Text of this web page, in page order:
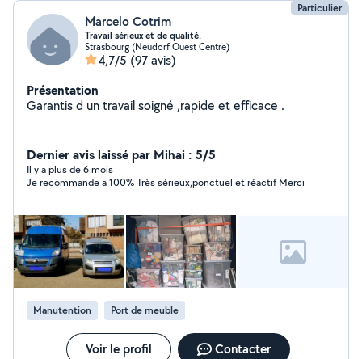
Particulier
Marcelo Cotrim
Travail sérieux et de qualité.
Strasbourg (Neudorf Ouest Centre)
4,7/5 (97 avis)
Présentation
Garantis d un travail soigné ,rapide et efficace .
Dernier avis laissé par Mihai : 5/5
Il y a plus de 6 mois
Je recommande a 100% Très sérieux,ponctuel et réactif Merci
Manutention Port de meuble
Voir le profil Contacter